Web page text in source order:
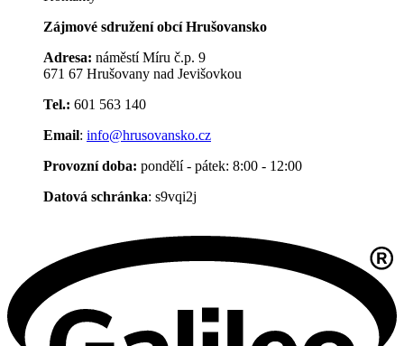
Zájmové sdružení obcí Hrušovansko
Adresa: náměstí Míru č.p. 9
671 67 Hrušovany nad Jevišovkou
Tel.: 601 563 140
Email: info@hrusovansko.cz
Provozní doba: pondělí - pátek: 8:00 - 12:00
Datová schránka: s9vqi2j